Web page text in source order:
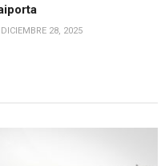
DICIEMBRE 28, 2025